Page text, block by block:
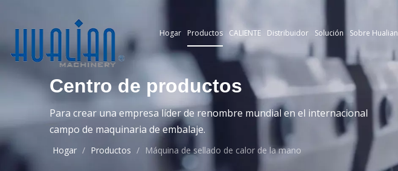
Hogar Productos CALIENTE Distribuidor Solución Sobre Hualian
Centro de productos
Para crear una empresa líder de renombre mundial en el internacional
campo de maquinaria de embalaje.
Hogar / Productos / Máquina de sellado de calor de la mano